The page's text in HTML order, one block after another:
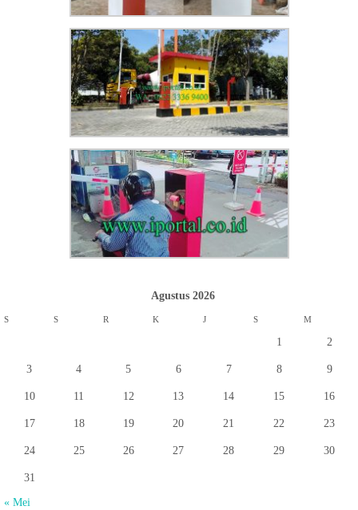
Agustus 2026
S S R K J S M
1 2
3 4 5 6 7 8 9
10 11 12 13 14 15 16
17 18 19 20 21 22 23
24 25 26 27 28 29 30
31
« Mei